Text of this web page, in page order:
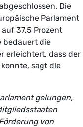
Die
Parlament
37,5 Prozent
bedauert die
erleichtert, dass der
sagt die
gelungen,
von